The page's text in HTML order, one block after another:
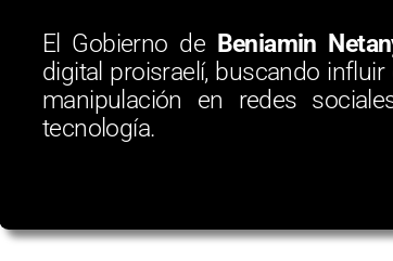
El Gobierno de Beniamin
digital proisraelí, buscando
manipulación en redes
tecnología.